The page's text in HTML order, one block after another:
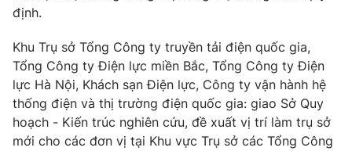
định.
Khu Trụ sở Tổng Công ty truyền tải điện quốc gia,
Tổng Công ty Điện lực miền Bắc, Tổng Công ty Điện
lực Hà Nội, Khách sạn Điện lực, Công ty vận hành hệ
thống điện và thị trường điện quốc gia: giao Sở Quy
hoạch - Kiến trúc nghiên cứu, đề xuất vị trí làm trụ sở
mới cho các đơn vị tại Khu vực Trụ sở các Tổng Công